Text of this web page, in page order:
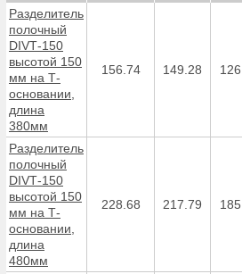
Разделитель
полочный
DIVТ-150
высотой 150
мм на Т-
основании,
длина
380мм
156.74 149.28
Разделитель
полочный
DIVТ-150
высотой 150
мм на Т-
основании,
длина
480мм
228.68 217.79